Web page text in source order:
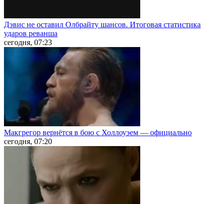
Дэвис не оставил Олбрайту шансов. Итоговая статистика
ударов реванша
сегодня, 07:23
Макгрегор вернётся в бою с Холлоуэем — официально
сегодня, 07:20